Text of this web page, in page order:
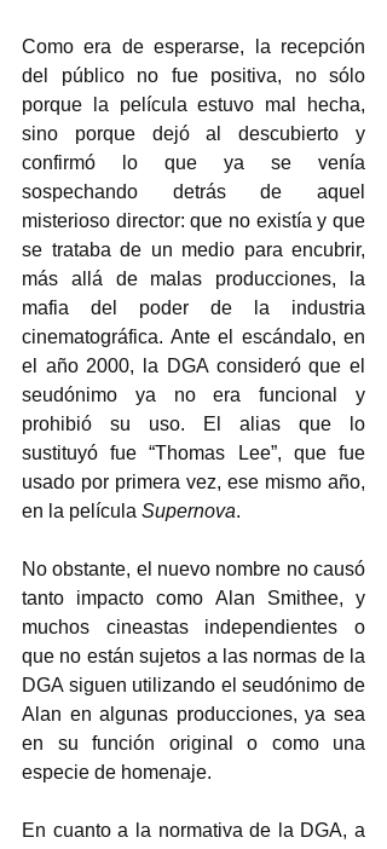
Como era de esperarse, la recepción
del público no fue positiva, no sólo
porque la película estuvo mal hecha,
sino porque dejó al descubierto y
confirmó lo que ya se venía
sospechando detrás de aquel
misterioso director: que no existía y que
se trataba de un medio para encubrir,
más allá de malas producciones, la
mafia del poder de la industria
cinematográfica. Ante el escándalo, en
el año 2000, la DGA consideró que el
seudónimo ya no era funcional y
prohibió su uso. El alias que lo
sustituyó fue “Thomas Lee”, que fue
usado por primera vez, ese mismo año,
en la película Supernova.
No obstante, el nuevo nombre no causó
tanto impacto como Alan Smithee, y
muchos cineastas independientes o
que no están sujetos a las normas de la
DGA siguen utilizando el seudónimo de
Alan en algunas producciones, ya sea
en su función original o como una
especie de homenaje.
En cuanto a la normativa de la DGA, a